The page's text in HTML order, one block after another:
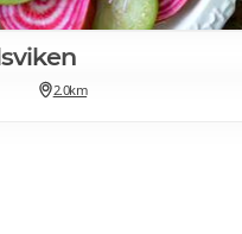
2.0km